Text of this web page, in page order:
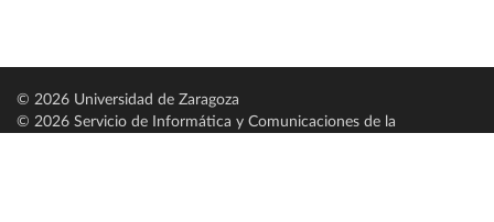
© 2026 Universidad de Zaragoza
© 2026 Servicio de Informática y Comunicaciones de la